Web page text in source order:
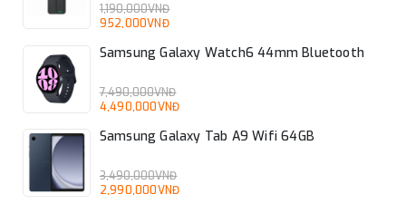
1,190,000VNĐ
952,000VNĐ
Samsung Galaxy Watch6 44mm Bluetooth
7,490,000VNĐ
4,490,000VNĐ
Samsung Galaxy Tab A9 Wifi 64GB
3,490,000VNĐ
2,990,000VNĐ